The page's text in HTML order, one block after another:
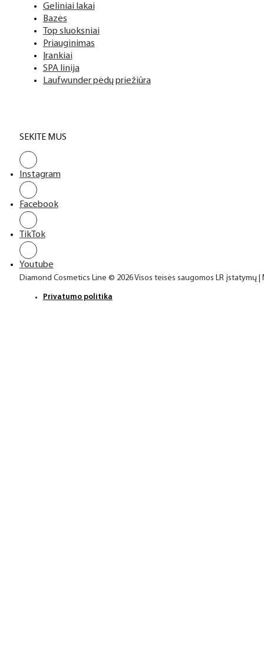
Geliniai lakai
Bazės
Top sluoksniai
Priauginimas
Įrankiai
SPA linija
Laufwunder pėdų priežiūra
SEKITE MUS
Instagram
Facebook
TikTok
Youtube
Diamond Cosmetics Line © 2026 Visos teisės saugomos LR įstatymų
Privatumo politika